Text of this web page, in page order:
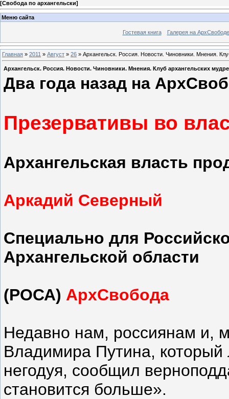
[Свобода по архангельски]
Меню сайта
Гостевая книга Галерея на АрхСвободе
Главная » 2011 » Август » 26 » Архангельск. Россия. Новости. Чиновники. Мнения.
Архангельск. Россия. Новости. Чиновники. Мнения. Клуб архангельских
Два года назад на
Презервативы во
Архангельская власть
Аркадий Северный
Специально для
Архангельской области
(РОСА) АрхСвобода
Недавно нам, россиянам и,
Владимира Путина, который
негодуя, сообщил
становится больше».